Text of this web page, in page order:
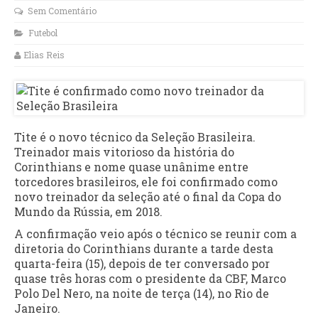
Sem Comentário
Futebol
Elias Reis
Tite é o novo técnico da Seleção Brasileira.
Treinador mais vitorioso da história do
Corinthians e nome quase unânime entre
torcedores brasileiros, ele foi confirmado como
novo treinador da seleção até o final da Copa do
Mundo da Rússia, em 2018.
A confirmação veio após o técnico se reunir com a
diretoria do Corinthians durante a tarde desta
quarta-feira (15), depois de ter conversado por
quase três horas com o presidente da CBF, Marco
Polo Del Nero, na noite de terça (14), no Rio de
Janeiro.